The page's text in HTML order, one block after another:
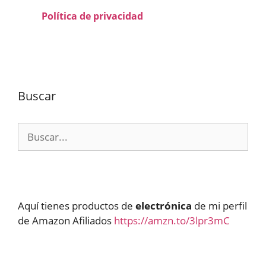
Política de privacidad
Buscar
Aquí tienes productos de electrónica de mi perfil
de Amazon Afiliados https://amzn.to/3lpr3mC